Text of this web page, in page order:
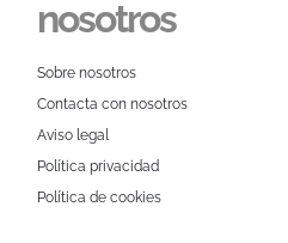
nosotros
Sobre nosotros
Contacta con nosotros
Aviso legal
Política privacidad
Política de cookies